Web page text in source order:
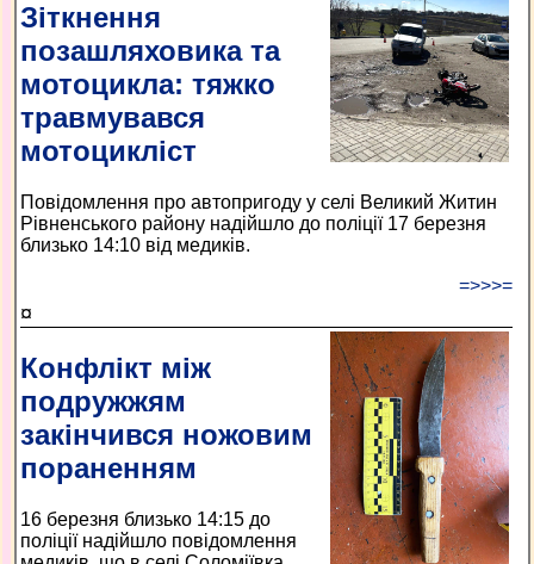
Зіткнення
позашляховика та
мотоцикла: тяжко
травмувався
мотоцикліст
Повідомлення про автопригоду у селі Великий Житин
Рівненського району надійшло до поліції 17 березня
близько 14:10 від медиків.
=>>>=
¤
Конфлікт між
подружжям
закінчився ножовим
пораненням
16 березня близько 14:15 до
поліції надійшло повідомлення